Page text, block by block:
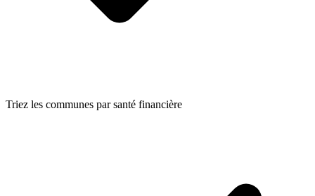
Triez les communes par santé financière